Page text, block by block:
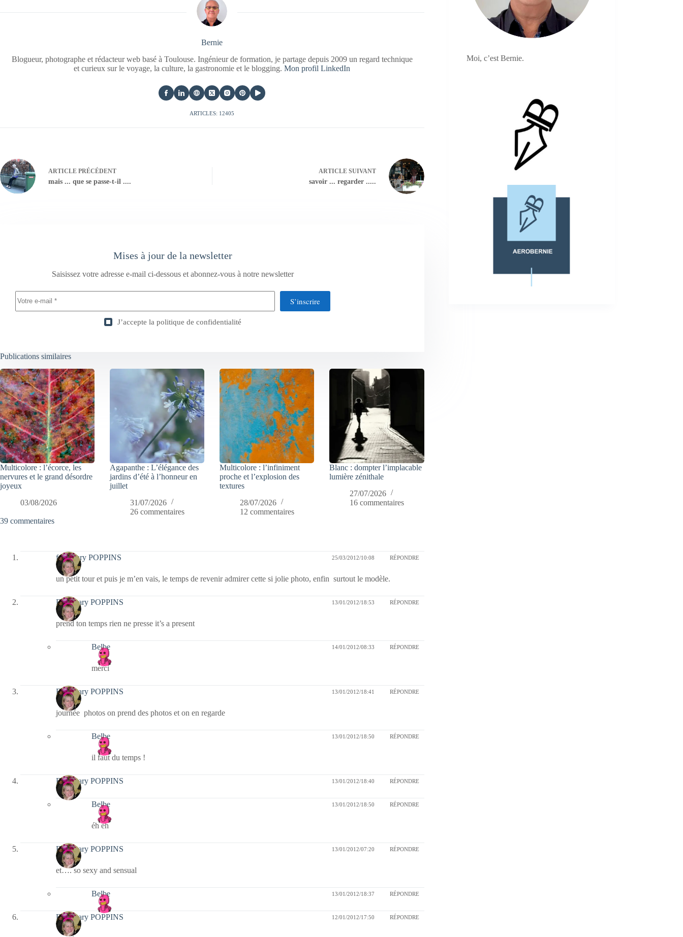
Bernie
Blogueur, photographe et rédacteur web basé à Toulouse. Ingénieur de formation, je partage depuis 2009 un regard technique
et curieux sur le voyage, la culture, la gastronomie et le blogging.Mon profil LinkedIn
ARTICLES: 12405
ARTICLE PRÉCÉDENT
mais ... que se passe-t-il ....
ARTICLESUIVANT
savoir ... regarder .....
Mises à jour de la newsletter
Saisissez votre adresse e-mail ci-dessous et abonnez-vous à notre newsletter
S’inscrire
J’accepte la politique de confidentialité
Publications similaires
Multicolore : l’écorce, les
nervures et le grand désordre
joyeux
03/08/2026
Agapanthe : L’élégance des
jardins d’été à l’honneur en
juillet
31/07/2026
26 commentaires
Multicolore : l’infiniment
proche et l’explosion des
textures
28/07/2026
12 commentaires
Blanc : dompter l’implacable
lumière zénithale
27/07/2026
16 commentaires
39 commentaires
fabymary POPPINS 25/03/2012/10:08 RÉPONDRE
un petit tour et puis je m’en vais, le temps de revenir admirer cette si jolie photo, enfin surtout le modèle.
Fabymary POPPINS 13/01/2012/18:53 RÉPONDRE
prend ton temps rien ne presse it’s a present
Belbe 14/01/2012/08:33 RÉPONDRE
merci
Fabymary POPPINS 13/01/2012/18:41 RÉPONDRE
journée photos on prend des photos et on en regarde
Belbe 13/01/2012/18:50 RÉPONDRE
il faut du temps !
Fabymary POPPINS 13/01/2012/18:40 RÉPONDRE
Belbe 13/01/2012/18:50 RÉPONDRE
éh éh
Fabymary POPPINS 13/01/2012/07:20 RÉPONDRE
et…. so sexy and sensual
Belbe 13/01/2012/18:37 RÉPONDRE
Fabymary POPPINS 12/01/2012/17:50 RÉPONDRE
Moi, c’est Bernie.